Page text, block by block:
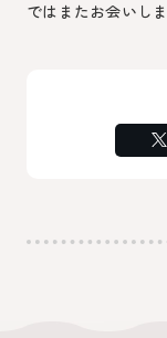
ではまたお会い